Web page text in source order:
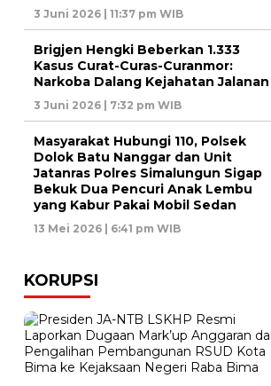
3 Juni 2026 | 11:37 pm WIB
Brigjen Hengki Beberkan 1.333
Kasus Curat-Curas-Curanmor:
Narkoba Dalang Kejahatan Jalanan
3 Juni 2026 | 7:32 pm WIB
Masyarakat Hubungi 110, Polsek
Dolok Batu Nanggar dan Unit
Jatanras Polres Simalungun Sigap
Bekuk Dua Pencuri Anak Lembu
yang Kabur Pakai Mobil Sedan
13 Mei 2026 | 6:41 pm WIB
KORUPSI